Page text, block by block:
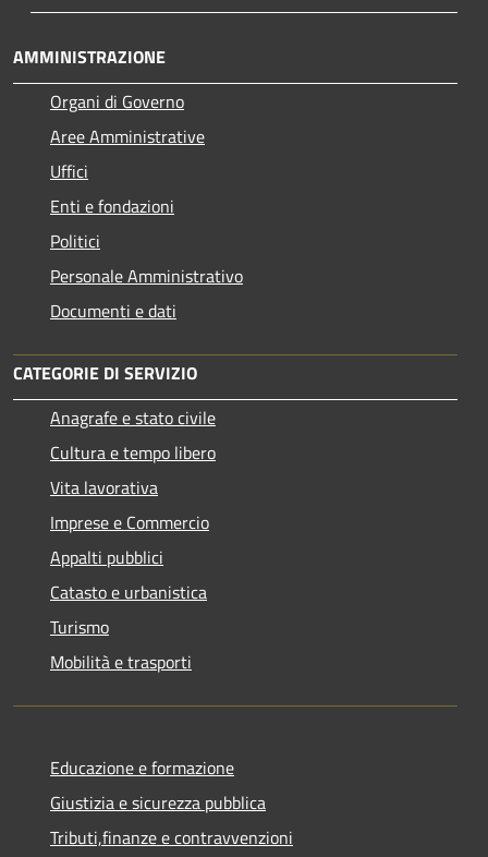
AMMINISTRAZIONE
Organi di Governo
Aree Amministrative
Uffici
Enti e fondazioni
Politici
Personale Amministrativo
Documenti e dati
CATEGORIE DI SERVIZIO
Anagrafe e stato civile
Cultura e tempo libero
Vita lavorativa
Imprese e Commercio
Appalti pubblici
Catasto e urbanistica
Turismo
Mobilità e trasporti
Educazione e formazione
Giustizia e sicurezza pubblica
Tributi,finanze e contravvenzioni